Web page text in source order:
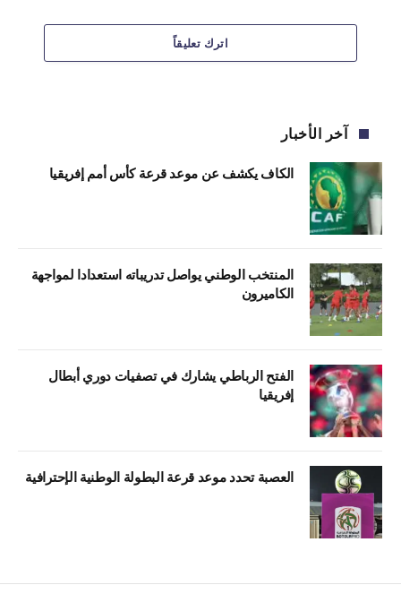
اترك تعليقاً
آخر الأخبار
الكاف يكشف عن موعد قرعة كأس أمم إفريقيا
المنتخب الوطني يواصل تدريباته استعدادا لمواجهة
الكاميرون
الفتح الرباطي يشارك في تصفيات دوري أبطال
إفريقيا
العصبة تحدد موعد قرعة البطولة الوطنية الإحترافية